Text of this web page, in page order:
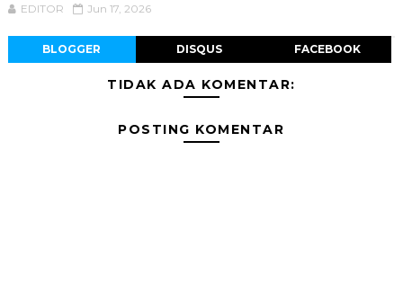
EDITOR Jun 17, 2026
BLOGGER DISQUS FACEBOOK
TIDAK ADA KOMENTAR:
POSTING KOMENTAR